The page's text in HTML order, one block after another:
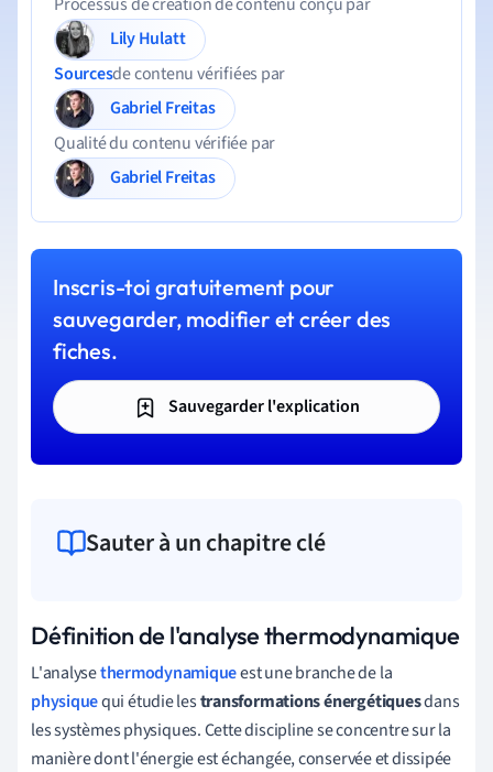
Lily Hulatt
Sourcesde contenu vérifiées par
Gabriel Freitas
Qualité du contenu vérifiée par
Gabriel Freitas
Inscris-toi gratuitement pour
sauvegarder, modifier et créer des
fiches.
Sauvegarder l'explication
Sauter à un chapitre clé
Définition de l'analyse thermodynamique
L'analysethermodynamiqueest une branche de la
physiquequi étudie lestransformations énergétiquesdans
les systèmes physiques. Cette discipline se concentre sur la
manière dont l'énergie est échangée, conservée et dissipée